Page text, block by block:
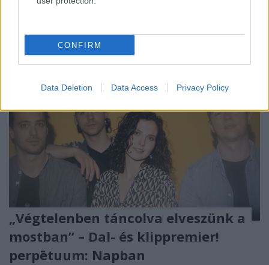
CONFIRM
Data Deletion Data Access Privacy Policy
elismert norvég producer, JOWST gondolta újra.
„Végtelenben táncolva elveszünk a
mostban” – Dal- és klippremier!
perpētuum: Napban